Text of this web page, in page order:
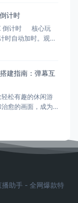
能有效延长观众
跃度和收益。 什
器？
计时
倒计时 核心玩
时自动加时。观众
长！完美适配
建指南：弹幕互
轻松有趣的休闲游
愈的画面，成为
今天就来详细介
美丽的森林中收集
，玩法简单，非常
助手 - 全网爆款特